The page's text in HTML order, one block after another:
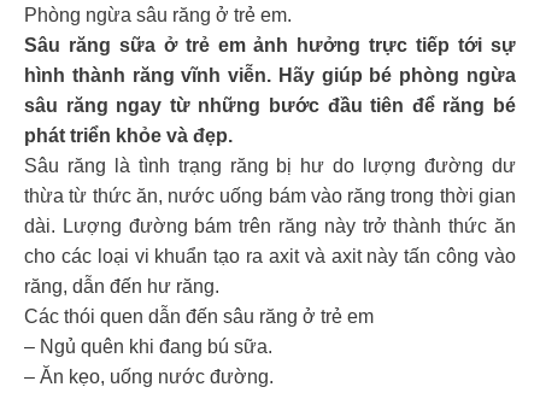
Phòng ngừa sâu răng ở trẻ em.
Sâu răng sữa ở trẻ em ảnh hưởng trực tiếp tới sự
hình thành răng vĩnh viễn. Hãy giúp bé phòng ngừa
sâu răng ngay từ những bước đầu tiên để răng bé
phát triển khỏe và đẹp.
Sâu răng là tình trạng răng bị hư do lượng đường dư
thừa từ thức ăn, nước uống bám vào răng trong thời gian
dài. Lượng đường bám trên răng này trở thành thức ăn
cho các loại vi khuẩn tạo ra axit và axit này tấn công vào
răng, dẫn đến hư răng.
Các thói quen dẫn đến sâu răng ở trẻ em
– Ngủ quên khi đang bú sữa.
– Ăn kẹo, uống nước đường.